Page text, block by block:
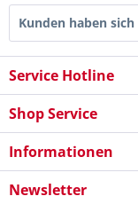
Kunden haben
Service Hotline
Shop Service
Informationen
Newsletter